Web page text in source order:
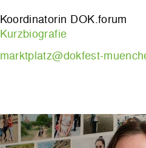
Koordinatorin DOK.forum
Kurzbiografie
marktplatz@dokfest-